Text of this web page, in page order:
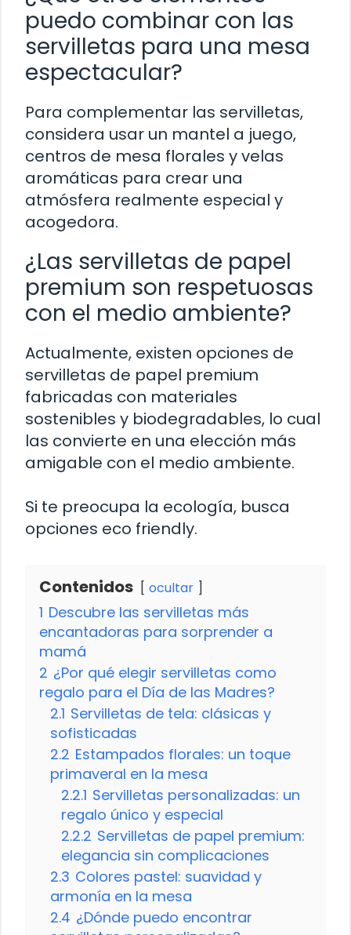
puedo combinar con las
servilletas para una mesa
espectacular?
Para complementar las servilletas,
considera usar un mantel a juego,
centros de mesa florales y velas
aromáticas para crear una
atmósfera realmente especial y
acogedora.
¿Las servilletas de papel
premium son respetuosas
con el medio ambiente?
Actualmente, existen opciones de
servilletas de papel premium
fabricadas con materiales
sostenibles y biodegradables, lo cual
las convierte en una elección más
amigable con el medio ambiente.
Si te preocupa la ecología, busca
opciones eco friendly.
Contenidos ocultar
1 Descubre las servilletas más
encantadoras para sorprender a
mamá
2 ¿Por qué elegir servilletas como
regalo para el Día de las Madres?
2.1 Servilletas de tela: clásicas y
sofisticadas
2.2 Estampados florales: un toque
primaveral en la mesa
2.2.1 Servilletas personalizadas: un
regalo único y especial
2.2.2 Servilletas de papel premium:
elegancia sin complicaciones
2.3 Colores pastel: suavidad y
armonía en la mesa
2.4 ¿Dónde puedo encontrar